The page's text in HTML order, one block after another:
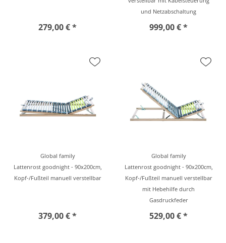
279,00 € *
und Netzabschaltung
999,00 € *
Global family
Lattenrost goodnight - 90x200cm,
Kopf-/Fußteil manuell verstellbar
379,00 € *
Global family
Lattenrost goodnight - 90x200cm,
Kopf-/Fußteil manuell verstellbar
mit Hebehilfe durch
Gasdruckfeder
529,00 € *